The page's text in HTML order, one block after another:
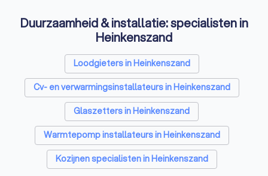
Duurzaamheid & installatie: specialisten in
Heinkenszand
Loodgieters in Heinkenszand
Cv- en verwarmingsinstallateurs in Heinkenszand
Glaszetters in Heinkenszand
Warmtepomp installateurs in Heinkenszand
Kozijnen specialisten in Heinkenszand